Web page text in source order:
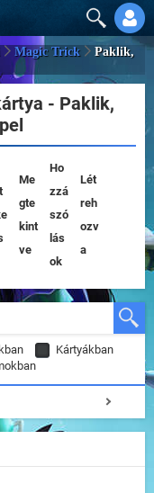
Magic Trick
Paklik,
- Paklik,
Me
gte
kint
ve
Ho
zzá
szó
lás
ok
Lét
reh
ozv
a
Kártyákban